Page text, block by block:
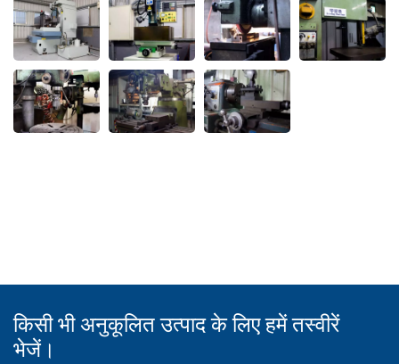
किसी भी अनुकूलित उत्पाद के लिए हमें तस्वीरें
भेजें।